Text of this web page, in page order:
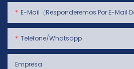
E-Mail（Responderemos Por E-Mail
Telefone/whatsapp
Empresa